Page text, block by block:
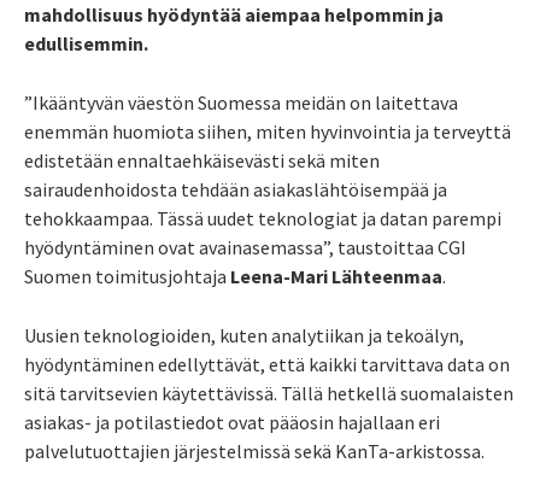
mahdollisuus hyödyntää aiempaa helpommin ja
edullisemmin.
”Ikääntyvän väestön Suomessa meidän on laitettava
enemmän huomiota siihen, miten hyvinvointia ja terveyttä
edistetään ennaltaehkäisevästi sekä miten
sairaudenhoidosta tehdään asiakaslähtöisempää ja
tehokkaampaa. Tässä uudet teknologiat ja datan parempi
hyödyntäminen ovat avainasemassa”, taustoittaa CGI
Suomen toimitusjohtaja Leena-Mari Lähteenmaa.
Uusien teknologioiden, kuten analytiikan ja tekoälyn,
hyödyntäminen edellyttävät, että kaikki tarvittava data on
sitä tarvitsevien käytettävissä. Tällä hetkellä suomalaisten
asiakas- ja potilastiedot ovat pääosin hajallaan eri
palvelutuottajien järjestelmissä sekä KanTa-arkistossa.